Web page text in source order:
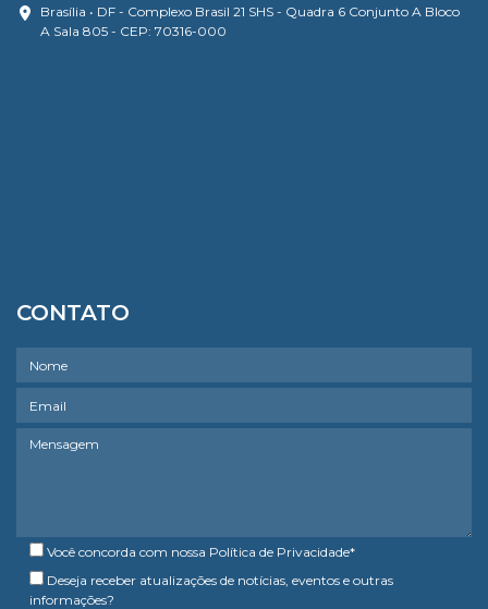
Brasília • DF - Complexo Brasil 21 SHS - Quadra 6 Conjunto A Bloco
A Sala 805 - CEP: 70316-000
CONTATO
Você concorda com nossa Política de Privacidade*
Deseja receber atualizações de notícias, eventos e outras
informações?